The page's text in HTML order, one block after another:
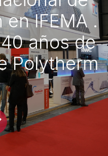
IFEMA .
años de
Polytherm